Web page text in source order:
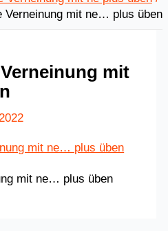
Verneinung mit ne… plus üben
mit
mit ne… plus üben